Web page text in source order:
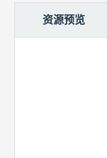
资源预览